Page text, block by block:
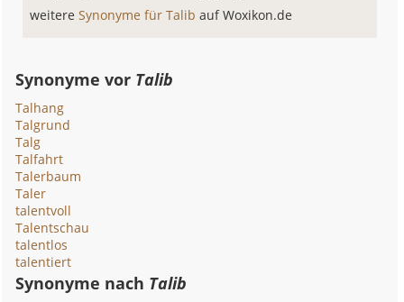
weitereSynonyme für Talibauf Woxikon.de
Synonyme vor Talib
Talhang
Talgrund
Talg
Talfahrt
Talerbaum
Taler
talentvoll
Talentschau
talentlos
talentiert
Synonyme nach Talib